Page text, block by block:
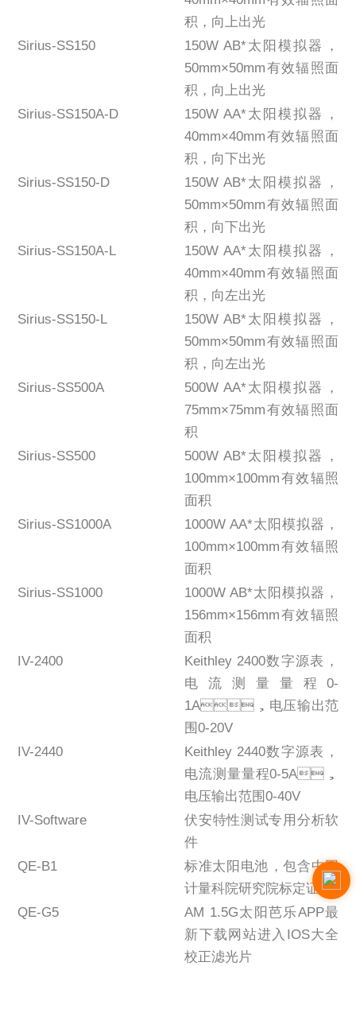
积，向上出光
Sirius-SS150
150W AB*太阳模拟器，
50mm×50mm有效辐照面
积，向上出光
Sirius-SS150A-D
150W AA*太阳模拟器，
40mm×40mm有效辐照面
积，向下出光
Sirius-SS150-D
150W AB*太阳模拟器，
50mm×50mm有效辐照面
积，向下出光
Sirius-SS150A-L
150W AA*太阳模拟器，
40mm×40mm有效辐照面
积，向左出光
Sirius-SS150-L
150W AB*太阳模拟器，
50mm×50mm有效辐照面
积，向左出光
Sirius-SS500A
500W AA*太阳模拟器，
75mm×75mm有效辐照面
积
Sirius-SS500
500W AB*太阳模拟器，
100mm×100mm有效辐照
面积
Sirius-SS1000A
1000W AA*太阳模拟器，
100mm×100mm有效辐照
面积
Sirius-SS1000
1000W AB*太阳模拟器，
156mm×156mm有效辐照
面积
IV-2400
Keithley 2400数字源表，
电流测量量程0-
1A，电压输出范
围0-20V
IV-2440
Keithley 2440数字源表，
电流测量量程0-5A，
电压输出范围0-40V
IV-Software
伏安特性测试专用分析软
件
QE-B1
标准太阳电池，包含中国
计量科院研究院标定证书
QE-G5
AM 1.5G太阳芭乐APP最
新下载网站进入IOS大全
校正滤光片